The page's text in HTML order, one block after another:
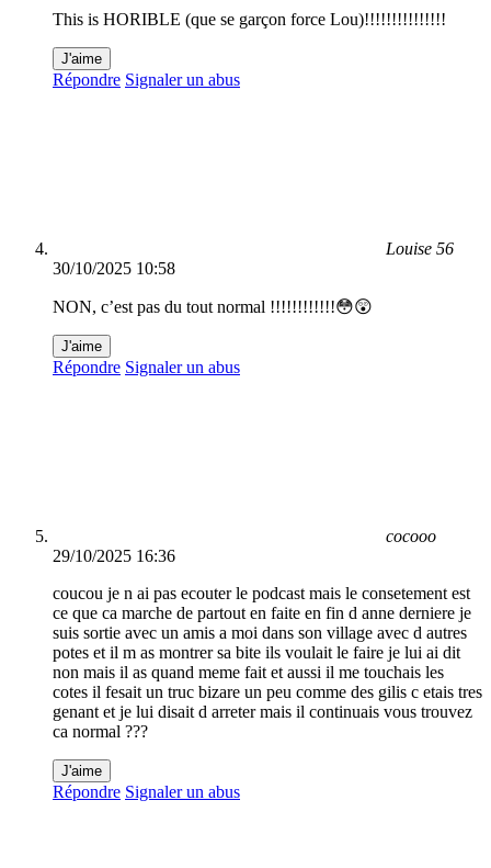
This is HORIBLE (que se garçon force Lou)!!!!!!!!!!!!!!!
J'aime
Répondre Signaler un abus
Louise 56
30/10/2025 10:58
NON, c’est pas du tout normal !!!!!!!!!!!!😳😲
J'aime
Répondre Signaler un abus
cocooo
29/10/2025 16:36
coucou je n ai pas ecouter le podcast mais le consetement est
ce que ca marche de partout en faite en fin d anne derniere je
suis sortie avec un amis a moi dans son village avec d autres
potes et il m as montrer sa bite ils voulait le faire je lui ai dit
non mais il as quand meme fait et aussi il me touchais les
cotes il fesait un truc bizare un peu comme des gilis c etais tres
genant et je lui disait d arreter mais il continuais vous trouvez
ca normal ???
J'aime
Répondre Signaler un abus